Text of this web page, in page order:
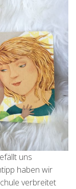
uns
haben wir
verbreitet